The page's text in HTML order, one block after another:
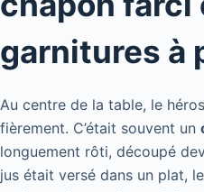
garnitures à
Au centre de la table, le
fièrement. C’était souvent un
longuement rôti, découpé
jus était versé dans un plat,